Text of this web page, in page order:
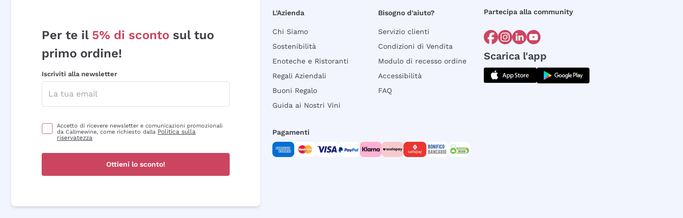
Per te il 5% di sconto sul tuo
primo ordine!
Iscriviti alla newsletter
Accetto di ricevere newsletter e comunicazioni promozionali
da Callmewine, come richiesto dalla Politica sulla
riservatezza
Ottieni lo sconto!
L'Azienda
Chi Siamo
Sostenibilità
Enoteche e Ristoranti
Regali Aziendali
Buoni Regalo
Guida ai Nostri Vini
Bisogno d'aiuto?
Servizio clienti
Condizioni di Vendita
Modulo di recesso ordine
Accessibilità
FAQ
Partecipa alla community
Scarica l'app
Pagamenti